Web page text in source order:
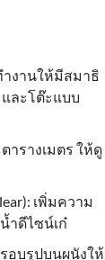
ำงานให้มีสมาธิ
และโต๊ะแบบ
ารางเมตร ให้ดู
เพิ่มความ
ำดีไซน์เก๋
รอบรูปบนผนังให้